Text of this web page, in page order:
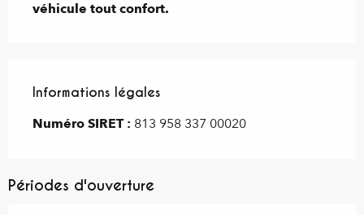
véhicule tout confort.
Informations légales
Informations légales
Numéro SIRET : 813 958 337 00020
Périodes d'ouverture